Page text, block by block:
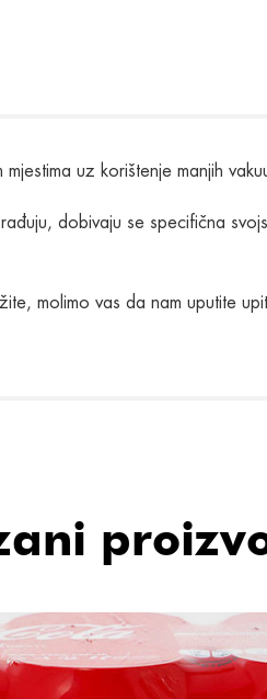
uz korištenje manjih
dobivaju se specifična
molimo vas da nam uputite